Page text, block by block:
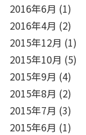
2016年6月 (1)
2016年4月 (2)
2015年12月 (1)
2015年10月 (5)
2015年9月 (4)
2015年8月 (2)
2015年7月 (3)
2015年6月 (1)